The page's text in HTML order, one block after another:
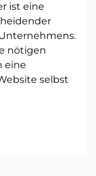
ist eine
nötigen
eine
selbst